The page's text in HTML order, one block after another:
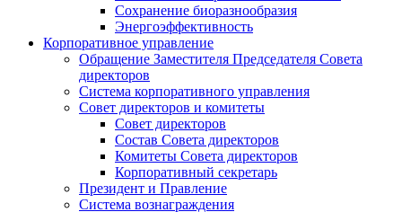
Сохранение биоразнообразия
Энергоэффективность
Корпоративное управление
Обращение Заместителя Председателя Совета
директоров
Система корпоративного управления
Совет директоров и комитеты
Совет директоров
Состав Совета директоров
Комитеты Совета директоров
Корпоративный секретарь
Президент и Правление
Система вознаграждения